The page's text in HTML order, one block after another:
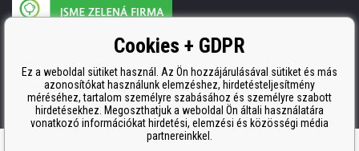
A nyomtatási kellékek gyártója ISO 9001 tanúsítvánnyal rendelkezik
ISO 9001, ISO 14001 és STMC.Cookies + GDPR
Ez a weboldal sütiket használ. Az Ön hozzájárulásával sütiket és más
azonosítókat használunk elemzéshez, hirdetésteljesítmény
méréséhez, tartalom személyre szabásához és személyre szabott
hirdetésekhez. Megoszthatjuk a weboldal Ön általi használatára
vonatkozó információkat hirdetési, elemzési és közösségi média
partnereinkkel.